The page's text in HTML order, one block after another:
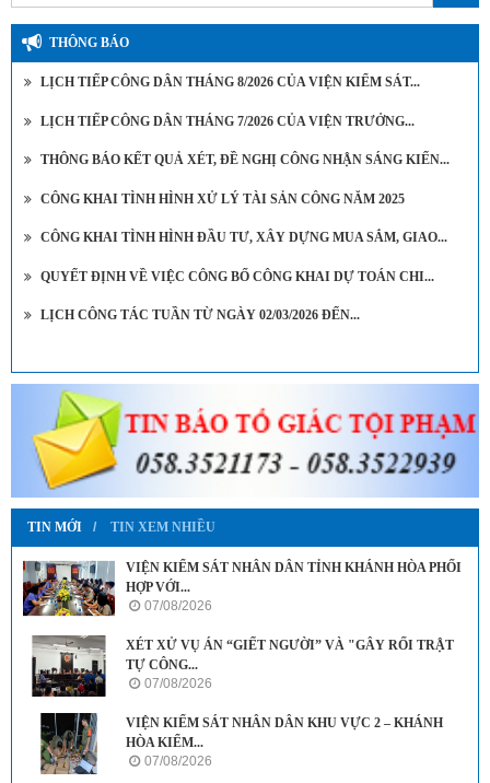
THÔNG BÁO
LỊCH TIẾP CÔNG DÂN THÁNG 8/2026 CỦA VIỆN KIỂM SÁT...
LỊCH TIẾP CÔNG DÂN THÁNG 7/2026 CỦA VIỆN TRƯỞNG...
THÔNG BÁO KẾT QUẢ XÉT, ĐỀ NGHỊ CÔNG NHẬN SÁNG KIẾN...
CÔNG KHAI TÌNH HÌNH XỬ LÝ TÀI SẢN CÔNG NĂM 2025
CÔNG KHAI TÌNH HÌNH ĐẦU TƯ, XÂY DỰNG MUA SẮM, GIAO...
QUYẾT ĐỊNH VỀ VIỆC CÔNG BỐ CÔNG KHAI DỰ TOÁN CHI...
LỊCH CÔNG TÁC TUẦN TỪ NGÀY 02/03/2026 ĐẾN...
TIN MỚI TIN XEM NHIỀU
VIỆN KIỂM SÁT NHÂN DÂN TỈNH KHÁNH HÒA PHỐI
HỢP VỚI...
07/08/2026
XÉT XỬ VỤ ÁN “GIẾT NGƯỜI” VÀ "GÂY RỐI TRẬT
TỰ CÔNG...
07/08/2026
VIỆN KIỂM SÁT NHÂN DÂN KHU VỰC 2 – KHÁNH
HÒA KIỂM...
07/08/2026